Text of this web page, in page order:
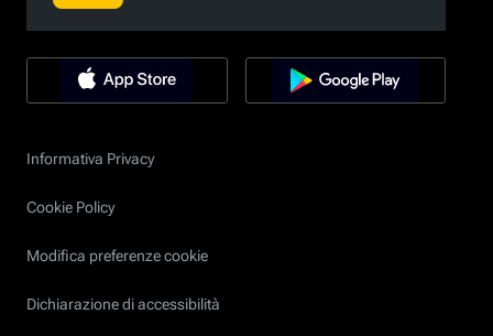
Informativa Privacy
Cookie Policy
Modifica preferenze cookie
Dichiarazione di accessibilità